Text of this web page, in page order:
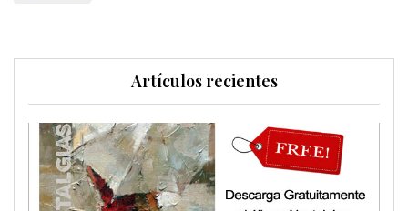
Artículos recientes